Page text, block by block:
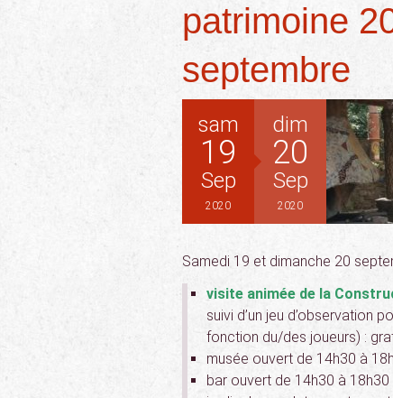
patrimoine
septembre
sam
19
Sep
2020
dim
20
Sep
2020
Samedi 19 et dimanche 20
visite animée de la
suivi d’un jeu d’observation
fonction du/des joueurs) :
musée ouvert de 14h30 à
bar ouvert de 14h30 à